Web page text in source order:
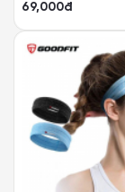
199,000đ